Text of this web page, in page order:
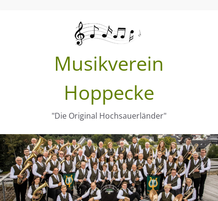
Musikverein
Hoppecke
"Die Original Hochsauerländer"